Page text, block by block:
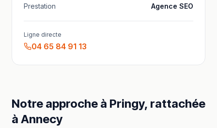
Prestation
Agence SEO
Ligne directe
04 65 84 91 13
Notre approche à Pringy, rattachée
à Annecy